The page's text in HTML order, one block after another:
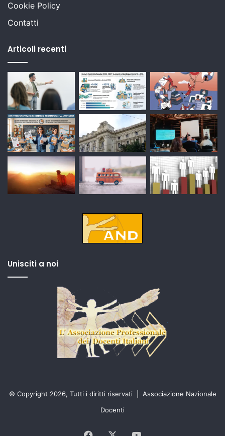
Cookie Policy
Contatti
Articoli recenti
Unisciti a noi
© Copyright 2026, Tutti i diritti riservati | Associazione Nazionale
Docenti